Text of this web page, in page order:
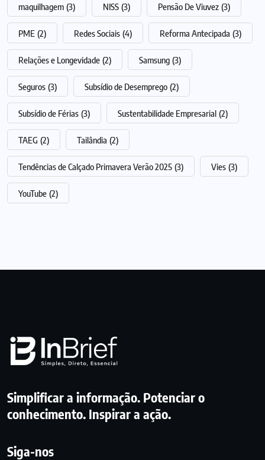
maquilhagem (3) NISS (3) Pensão De Viuvez (3)
PME (2) Redes Sociais (4) Reforma Antecipada (3)
Relações e Longevidade (2) Samsung (3)
Seguros (3) Subsídio de Desemprego (2)
Subsídio de Férias (3) Sustentabilidade Empresarial (2)
TAEG (2) Tailândia (2)
Tendências de Calçado Primavera Verão 2025 (3) Vies (3)
YouTube (2)
Simplificar a informação. Potenciar o
conhecimento. Inspirar a ação.
Siga-nos